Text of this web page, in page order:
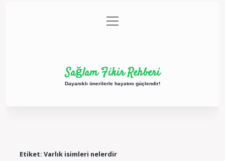
Gizlilik Politikası
menüyü
aç
Sağlam Fikir Rehberi
Dayanıklı önerilerle hayatını güçlendir!
Etiket: Varlık isimleri nelerdir